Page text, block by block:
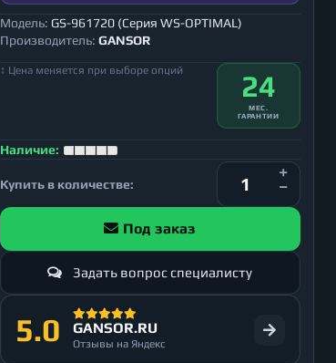
Модель: GS-961720 (Серия WS-OPTIMAL)
Производитель: GANSOR
↕ Цена меняется при выборе опций 24
МЕС.
ГАРАНТИИ
Наличие:
Купить в количестве:
Под заказ
Задать вопрос специалисту
5.0 GANSOR.RU
Отзывы на Яндекс